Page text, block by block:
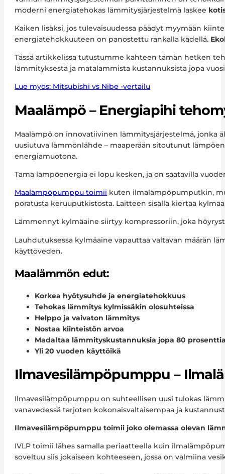
moderni energiatehokas lämmitysjärjestelmä laskee
Kaiken lisäksi, jos tulevaisuudessa päädyt myymään
energiatehokkuuteen on panostettu rankalla kädellä.
Tässä artikkelissa tutustumme kahteen tämän hetken
lämmityksestä ja matalammista kustannuksista jopa
Lue myös: Mitsubishi vs Nibe -vertailu
Maalämpö – Energiapihi
Maalämpö on innovatiivinen lämmitysjärjestelmä, jonka
uusiutuva lämmönlähde – maaperään sitoutunut
energiamuotona.
Tämä lämpöenergia ei lopu kesken, ja on saatavilla
Maalämpöpumppu toimii kuten ilmalämpöpumputkin,
poratusta keruuputkistosta. Laitteen sisällä kiertää
Lämmennyt kylmäaine siirtyy kompressoriin, joka
Lauhdutuksessa kylmäaine vapauttaa valtavan määrän
käyttöveden.
Maalämmön edut:
Korkea hyötysuhde ja energiatehokkuus
Tehokas lämmitys kylmissäkin olosuhteissa
Helppo ja vaivaton lämmitys
Nostaa kiinteistön arvoa
Madaltaa lämmityskustannuksia jopa 80
Yli 20 vuoden käyttöikä
Ilmavesilämpöpumppu –
Ilmavesilämpöpumppu on suhteellisen uusi tulokas
vanavedessä tarjoten kokonaisvaltaisempaa ja
Ilmavesilämpöpumppu toimii joko olemassa olevan
IVLP toimii lähes samalla periaatteella kuin
soveltuu siis jokaiseen kohteeseen, jossa on valmiina